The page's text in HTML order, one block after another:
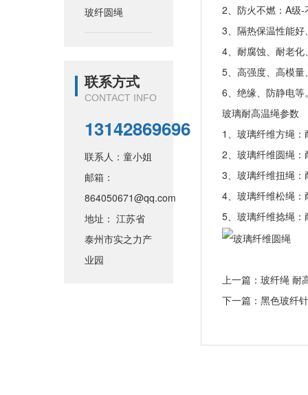
玻纤圆绳
联系方式
CONTACT INFO
13142869696
联系人：童小姐
邮箱：
864050671@qq.com
地址： 江苏省
泰州市实之力产
业园
2、防火不燃：A级-
3、隔热保温性能
4、耐腐蚀、耐老化
5、高强度、高模量
6、绝缘、防静电等
玻璃耐高温绳参数
1、玻璃纤维方绳
2、玻璃纤维圆绳
3、玻璃纤维扭绳
4、玻璃纤维松绳
5、玻璃纤维捻绳
上一篇： 玻纤绳 耐
下一篇： 黑色玻纤